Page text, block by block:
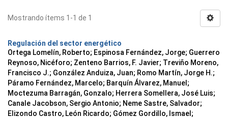
Mostrando ítems 1-1 de 1
Regulación del sector energético
Ortega Lomelín, Roberto; Espinosa Fernández, Jorge; Guerrero
Reynoso, Nicéforo; Zenteno Barrios, F. Javier; Treviño Moreno,
Francisco J.; González Anduiza, Juan; Romo Martín, Jorge H.;
Páramo Fernández, Marcelo; Barquín Álvarez, Manuel;
Moctezuma Barragán, Gonzalo; Herrera Somellera, José Luis;
Canale Jacobson, Sergio Antonio; Neme Sastre, Salvador;
Elizondo Castro, León Ricardo; Gómez Gordillo, Ismael;